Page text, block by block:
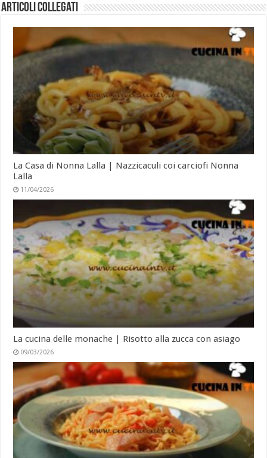
Articoli collegati
La Casa di Nonna Lalla | Nazzicaculi coi carciofi Nonna
Lalla
11/04/2026
La cucina delle monache | Risotto alla zucca con asiago
09/03/2026